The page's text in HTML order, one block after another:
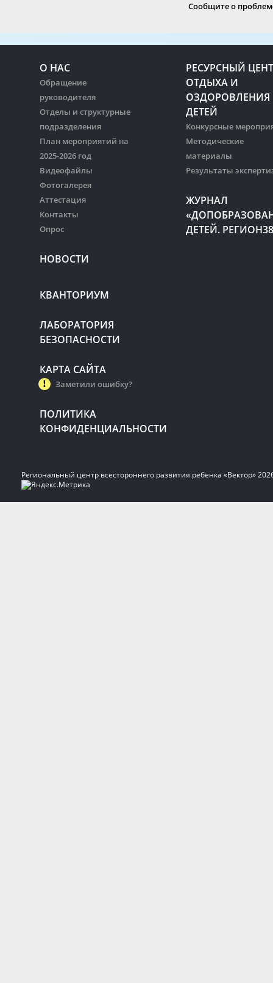
Сообщите о
О НАС
Обращение
руководителя
Отделы и структурные
подразделения
План мероприятий на
2025-2026 год
Видеофайлы
Фотогалерея
Аттестация
Контакты
Опрос
НОВОСТИ
РЕСУРСНЫЙ
ОТДЫХА И
ОЗДОРОВЛЕНИЯ
ДЕТЕЙ
Конкурсные
Методические
материалы
Результаты
ЖУРНАЛ
ДЕТЕЙ.
КВАНТОРИУМ
ЛАБОРАТОРИЯ
БЕЗОПАСНОСТИ
КАРТА САЙТА
Заметили ошибку?
ПОЛИТИКА
КОНФИДЕНЦИАЛЬНОСТИ
Региональный центр всестороннего развития ребенка «Вектор»